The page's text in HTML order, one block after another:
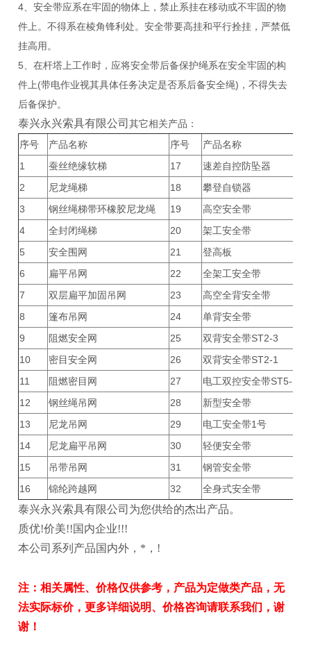
4、安全带应系在牢固的物体上，禁止系挂在移动或不牢固的物
件上。不得系在棱角锋利处。安全带要高挂和平行拴挂，严禁低
挂高用。
5、在杆塔上工作时，应将安全带后备保护绳系在安全牢固的构
件上(带电作业视其具体任务决定是否系后备安全绳)，不得失去
后备保护。
泰兴永兴索具有限公司其它相关产品：
序号
产品名称 序号
产品名称
1
蚕丝绝缘软梯 17
速差自控防坠器
2
尼龙绳梯 18
攀登自锁器
3
钢丝绳梯带环橡胶尼龙绳 19
高空安全带
4
全封闭绳梯 20
架工安全带
5
安全围网 21
登高板
6
扁平吊网 22
全架工安全带
7
双层扁平加固吊网 23
高空全背安全带
8
篷布吊网 24
单背安全带
9
阻燃安全网 25
双背安全带ST2-3
10
密目安全网 26
双背安全带ST2-1
11
阻燃密目网 27
电工双控安全带ST5-1
12
钢丝绳吊网 28
新型安全带
13
尼龙吊网 29
电工安全带1号
14
尼龙扁平吊网 30
轻便安全带
15
吊带吊网 31
钢管安全带
16
锦纶跨越网 32 全身式安全带
泰兴永兴索具有限公司为您供给的杰出产品。
质优!价美!!国内企业!!!
本公司系列产品国内外，*，!
注：相关属性、价格仅供参考，产品为定做类产品，无
法实际标价，更多详细说明、价格咨询请联系我们，谢
谢！